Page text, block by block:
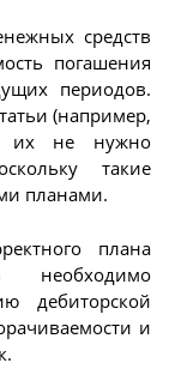
средств
погашения
периодов.
(например,
их не нужно
такие
планами.
плана
необходимо
дебиторской
и